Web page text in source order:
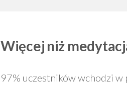
Więcej niż
97% uczestników wchodzi w